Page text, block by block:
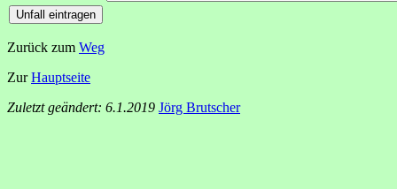
Zurück zum Weg
ZurHauptseite
Zuletzt geändert: 6.1.2019 Jörg Brutscher